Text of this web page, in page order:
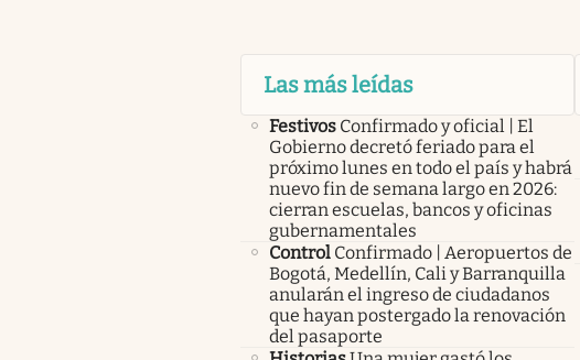
Las más leídas
Festivos Confirmado y oficial | El
Gobierno decretó feriado para el
próximo lunes en todo el país y habrá
nuevo fin de semana largo en 2026:
cierran escuelas, bancos y oficinas
gubernamentales
Control Confirmado | Aeropuertos de
Bogotá, Medellín, Cali y Barranquilla
anularán el ingreso de ciudadanos
que hayan postergado la renovación
del pasaporte